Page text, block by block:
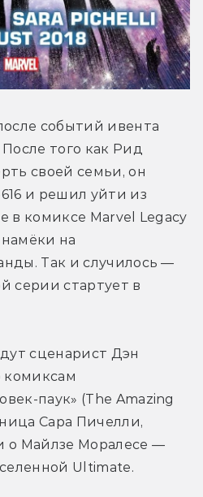
событий ивента
того как Рид
своей семьи, он
и решил уйти из
в комиксе Marvel Legacy
на
Так и случилось —
серии стартует в
сценарист Дэн
комиксам
паук» (The Amazing
Сара Пичелли,
о Майлзе Моралесе —
Ultimate.